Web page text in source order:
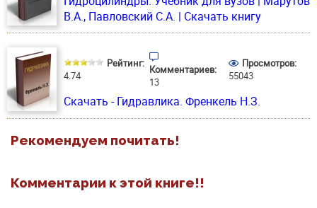
В.А., Павловский С.А. | Скачать книгу
Рейтинг:
4.74
Комментариев:
13
Просмотров:
55043
Скачать - Гидравлика. Френкель Н.З.
Рекомендуем почитать!
Комментарии к этой книге!!